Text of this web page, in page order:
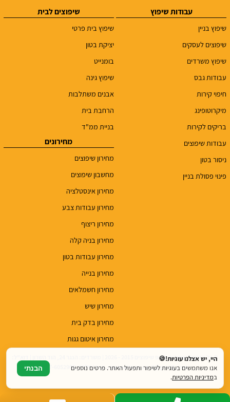
עבודות שיפוץ
שיפוץ בניין
שיפוצים לעסקים
שיפוץ משרדים
עבודות גבס
חיפוי קירות
מיקרוטופינג
בריקים לקירות
עבודות שיפוצים
ניסור בטון
פינוי פסולת בניין
שיפוצים לבית
שיפוץ בית פרטי
יציקת בטון
בומנייט
שיפוץ גינה
אבנים משתלבות
הרחבת בית
בניית ממ"ד
מחירונים
מחירון שיפוצים
מחשבון שיפוצים
מחירון אינסטלציה
מחירון עבודות צבע
מחירון ריצוף
מחירון בניה קלה
מחירון עבודות בטון
מחירון בנייה
מחירון חשמלאים
מחירון שיש
מחירון בדק בית
מחירון איטום גגות
top.renovations.co.il@gmail.com | טלפון: 077-6052900
היי, יש אצלנו עוגיות!🍪
אנו משתמשים בעוגיות לשיפור ותפעול האתר. פרטים נוספים
במדיניות הפרטיות.
הבנתי